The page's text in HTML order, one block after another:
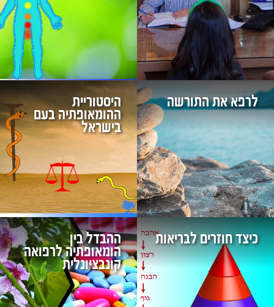
לרפא את התורשה היסטוריית
ההומאופתיה בעם
בישראל
כיצד חוזרים לבריאות ההבדל בין
הומאופתיה לרפואה
קונבציונלית